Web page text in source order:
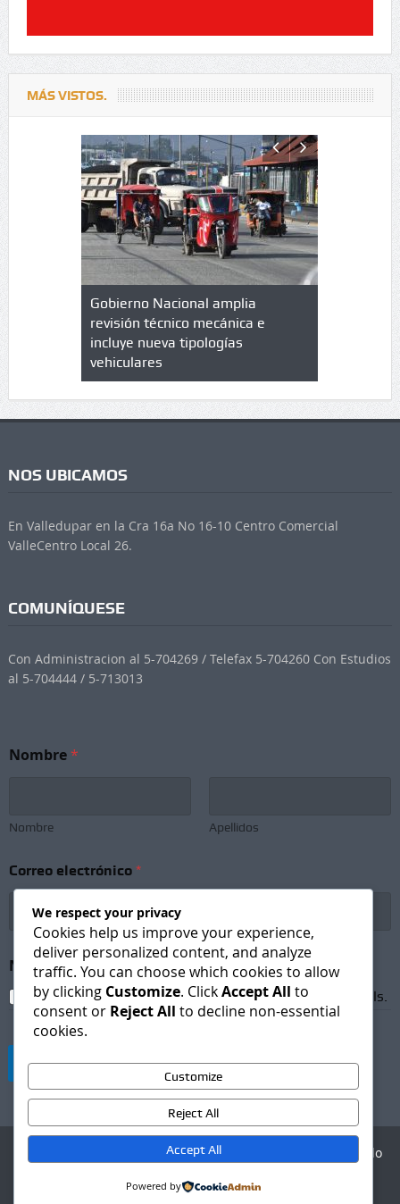
MÁS VISTOS.
en
Gobierno Nacional amplia
revisión técnico mecánica e
incluye nueva tipologías
vehiculares
NOS UBICAMOS
En Valledupar en la Cra 16a No 16-10 Centro Comercial
ValleCentro Local 26.
COMUNÍQUESE
Con Administracion al 5-704269 / Telefax 5-704260 Con Estudios
al 5-704444 / 5-713013
Nombre*
Nombre Apellidos
Correo electrónico *
o
r
r
Newsletter Subscription*
I agree to receive newsletters and promotional emails.
Suscribirse
Agencia Digital - Desarrollo
We respect your privacy
Cookies help us improve your experience,
deliver personalized content, and analyze
traffic. You can choose which cookies to allow
by clicking Customize. ClickAccept All to
consent or Reject All to decline non-essential
cookies.
Customize
Reject All
Accept All
Powered by